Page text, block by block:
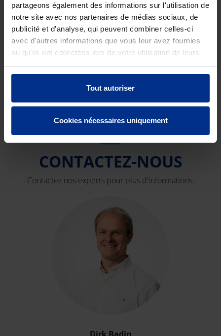
partageons également des informations sur l'utilisation de
notre site avec nos partenaires de médias sociaux, de
publicité et d'analyse, qui peuvent combiner celles-ci
avec d'autres informations que vous leur avez fournies
ou qu'ils ont collectées lors de votre utilisation de leurs
services.
Tout autoriser
Cookies nécessaires uniquement
Poids brut 1,793
Code de
réduction
O13
CONTACTEZ-NOUS
Contactez nos experts pour plus d'informations.